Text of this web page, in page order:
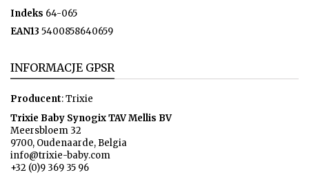
Indeks 64-065
EAN13 5400858640659
INFORMACJE GPSR
Producent: Trixie
Trixie Baby Synogix TAV Mellis BV
Meersbloem 32
9700, Oudenaarde, Belgia
info@trixie-baby.com
+32 (0)9 369 35 96